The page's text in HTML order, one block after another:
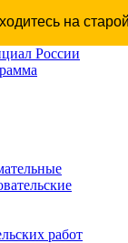
на
России
работ